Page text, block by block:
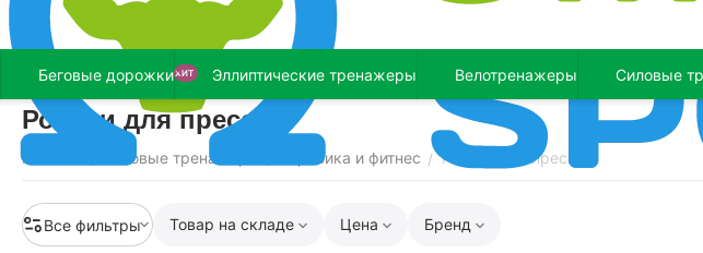
Беговые дорожкиХИТ Эллиптические тренажеры Велотренажеры Силовые
Ролики для пресса
Главная Силовые тренажеры Аэробика и фитнес / Ролики для пресса
Все фильтры Товар на складе Цена Бренд